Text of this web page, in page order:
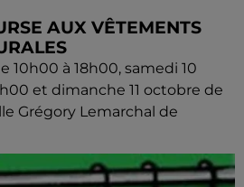
AUX VÊTEMENTS
10h00 à 18h00, samedi 10
et dimanche 11 octobre de
Grégory Lemarchal de